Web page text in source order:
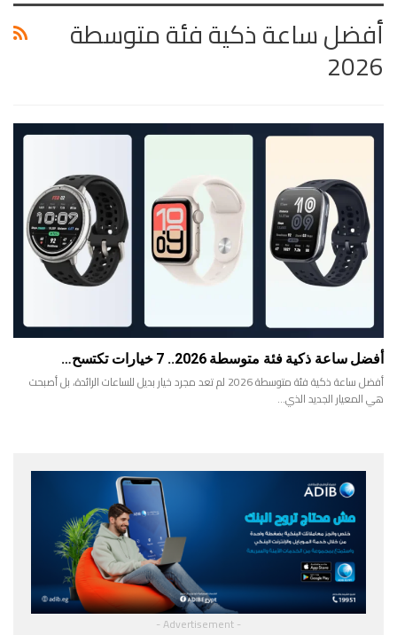
أفضل ساعة ذكية فئة متوسطة
2026
أفضل ساعة ذكية فئة متوسطة 2026.. 7 خيارات تكتسح…
أفضل ساعة ذكية فئة متوسطة 2026 لم تعد مجرد خيار بديل للساعات الرائدة، بل أصبحت
هي المعيار الجديد الذي…
- Advertisement -